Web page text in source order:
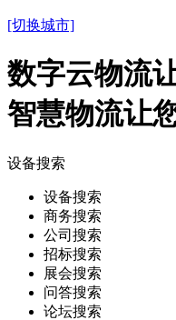
[切换城市]
数字云物流
智慧物流让
设备搜索
设备搜索
商务搜索
公司搜索
招标搜索
展会搜索
问答搜索
论坛搜索